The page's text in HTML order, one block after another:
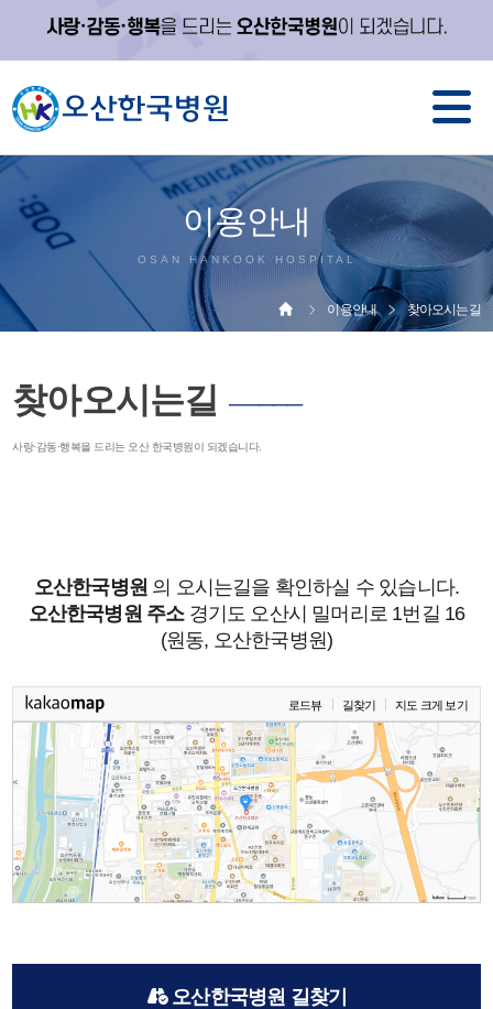
이용안내
OSAN HANKOOK HOSPITAL
이용안내 찾아오시는길
찾아오시는길 ─────
사랑·감동·행복을 드리는 오산 한국병원이 되겠습니다.
오산한국병원 의 오시는길을 확인하실 수 있습니다.
오산한국병원 주소 경기도 오산시 밀머리로 1번길 16
(원동, 오산한국병원)
로드뷰 길찾기 지도 크게 보기
오산한국병원 길찾기